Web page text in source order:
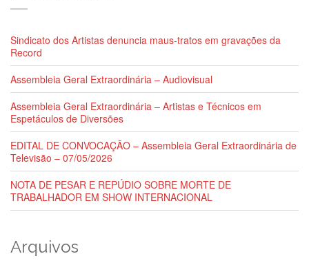
Sindicato dos Artistas denuncia maus-tratos em gravações da
Record
Assembleia Geral Extraordinária – Audiovisual
Assembleia Geral Extraordinária – Artistas e Técnicos em
Espetáculos de Diversões
EDITAL DE CONVOCAÇÃO – Assembleia Geral Extraordinária de
Televisão – 07/05/2026
NOTA DE PESAR E REPÚDIO SOBRE MORTE DE
TRABALHADOR EM SHOW INTERNACIONAL
Arquivos